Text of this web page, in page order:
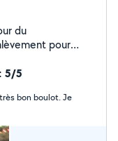
du
pour
5/5
bon boulot. Je